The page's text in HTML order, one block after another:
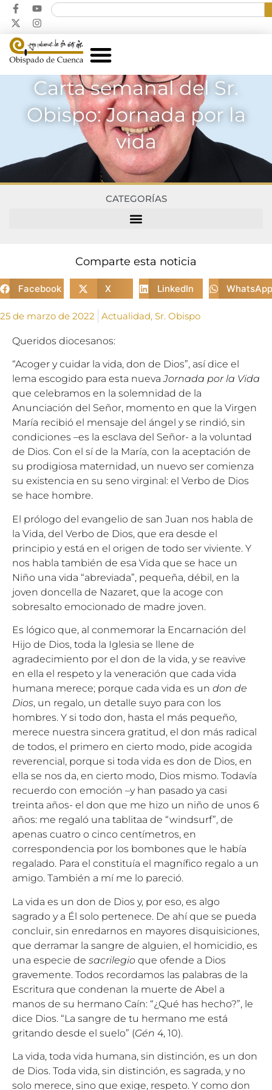
Carta semanal del Sr.
Obispo: Jornada por la
vida
CATEGORÍAS
Comparte esta noticia
Facebook X LinkedIn WhatsApp
25 de marzo de 2022 Actualidad, Sr. Obispo
Queridos diocesanos:
“Acoger y cuidar la vida, don de Dios”, así dice el
lema escogido para esta nuevaJornada por la Vida
que celebramos en la solemnidad de la
Anunciación del Señor, momento en que la Virgen
María recibió el mensaje del ángel y se rindió, sin
condiciones –es la esclava del Señor- a la voluntad
de Dios. Con el sí de la María, con la aceptación de
su prodigiosa maternidad, un nuevo ser comienza
su existencia en su seno virginal: el Verbo de Dios
se hace hombre.
El prólogo del evangelio de san Juan nos habla de
la Vida, del Verbo de Dios, que era desde el
principio y está en el origen de todo ser viviente. Y
nos habla también de esa Vida que se hace un
Niño una vida “abreviada”, pequeña, débil, en la
joven doncella de Nazaret, que la acoge con
sobresalto emocionado de madre joven.
Es lógico que, al conmemorar la Encarnación del
Hijo de Dios, toda la Iglesia se llene de
agradecimiento por el don de la vida, y se reavive
en ella el respeto y la veneración que cada vida
humana merece; porque cada vida es un don de
Dios, un regalo, un detalle suyo para con los
hombres. Y si todo don, hasta el más pequeño,
merece nuestra sincera gratitud, el don más radical
de todos, el primero en cierto modo, pide acogida
reverencial, porque si toda vida es don de Dios, en
ella se nos da, en cierto modo, Dios mismo. Todavía
recuerdo con emoción –y han pasado ya casi
treinta años- el don que me hizo un niño de unos 6
años: me regaló una tablitaa de “windsurf”, de
apenas cuatro o cinco centímetros, en
correspondencia por los bombones que le había
regalado. Para el constituía el magnífico regalo a un
amigo. También a mí me lo pareció.
La vida es un don de Dios y, por eso, es algo
sagrado y a Él solo pertenece. De ahí que se pueda
concluir, sin enredarnos en mayores disquisiciones,
que derramar la sangre de alguien, el homicidio, es
una especie de sacrilegio que ofende a Dios
gravemente. Todos recordamos las palabras de la
Escritura que condenan la muerte de Abel a
manos de su hermano Caín: “¿Qué has hecho?”, le
dice Dios. “La sangre de tu hermano me está
gritando desde el suelo” (Gén 4, 10).
La vida, toda vida humana, sin distinción, es un don
de Dios. Toda vida, sin distinción, es sagrada, y no
solo merece, sino que exige, respeto. Y como don